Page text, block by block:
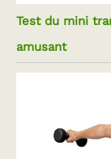
Test du mini
amusant